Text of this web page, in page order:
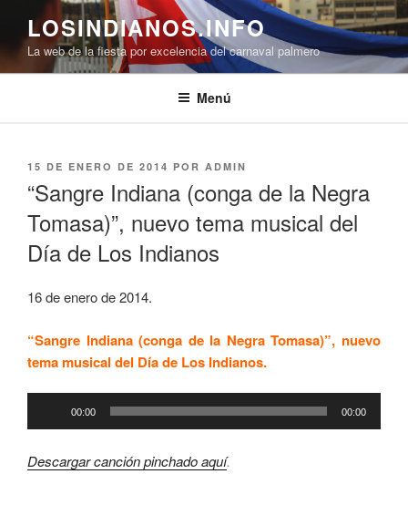
contenido
LOSINDIANOS.INFO
La web de la fiesta por excelencia del carnaval palmero
Menú
PUBLICADO
15 DE ENERO DE 2014 POR ADMIN
“Sangre Indiana (conga de la Negra
Tomasa)”, nuevo tema musical del
Día de Los Indianos
16 de enero de 2014.
“Sangre Indiana (conga de la Negra Tomasa)”, nuevo
tema musical del Día de Los Indianos.
de
00:00 00:00
Descargar canción pinchado aquí.